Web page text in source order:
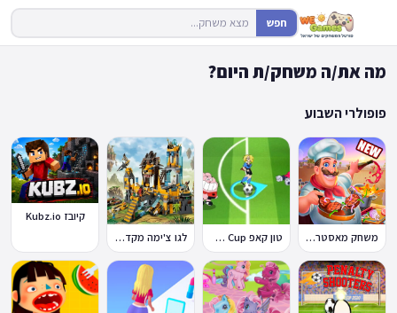
חפש
מה את/ה משחק/ת היום?
פופולרי השבוע
משחק מאסטר שף טון קאפ Toon Cup לגו צ'ימה מקדש האריות
קיובז Kubz.io